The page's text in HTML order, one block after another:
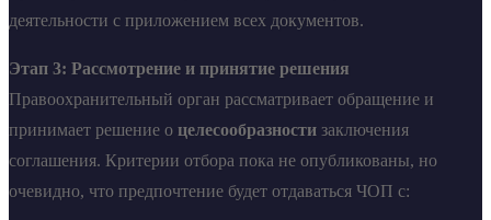
деятельности с приложением всех документов.
Этап 3: Рассмотрение и принятие решения
Правоохранительный орган рассматривает обращение и
принимает решение о целесообразности заключения
соглашения. Критерии отбора пока не опубликованы, но
очевидно, что предпочтение будет отдаваться ЧОП с: